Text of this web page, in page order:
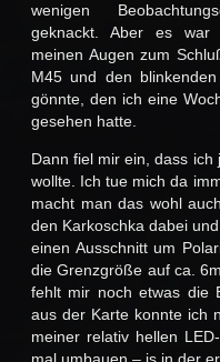
wenigen
geknackt. Aber es war
meinen Augen zum
M45 und den
gönnte, den ich eine
gesehen hatte.
Dann fiel mir ein, dass
wollte. Ich tue mich da
macht man das wohl
den Karkoschka dabei
einen Ausschnitt um
die Grenzgröße auf ca.
fehlt mir noch etwas die
aus der Karte konnte ich
meiner relativ hellen